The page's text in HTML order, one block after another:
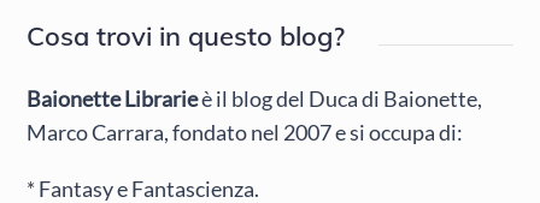
Cosa trovi in questo blog?
Baionette Librarieè il blog del Duca di Baionette,
Marco Carrara, fondato nel 2007 e si occupa di:
* Fantasy e Fantascienza.